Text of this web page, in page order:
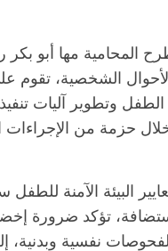
المحامية مها أبو
الشخصية، تقوم
وتطوير آليات تنفيذ
حزمة من
البيئة الآمنة
تؤكد ضرورة
نفسية وبدنية،